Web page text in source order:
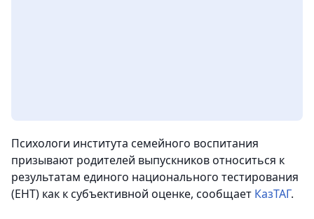
Психологи института семейного воспитания
призывают родителей выпускников относиться к
результатам единого национального тестирования
(ЕНТ) как к субъективной оценке, сообщает КазТАГ.